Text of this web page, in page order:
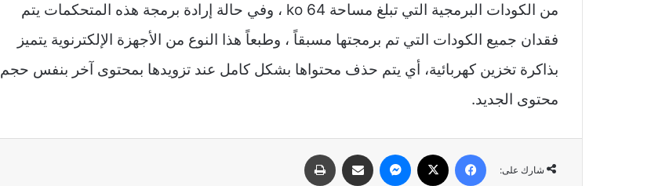
من الكودات البرمجية التي تبلغ مساحة 64 ko ، وفي حالة إرادة برمجة هذه المتحكمات يتم
فقدان جميع الكودات التي تم برمجتها مسبقاً ، وطبعاً هذا النوع من الأجهزة الإلكترنوية يتميز
بذاكرة تخزين كهربائية، أي يتم حذف محتواها بشكل كامل عند تزويدها بمحتوى آخر بنفس حجم
محتوى الجديد.
شارك على: